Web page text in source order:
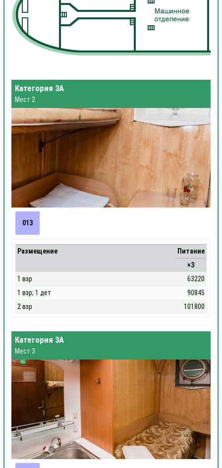
Категория 3А
Мест 2
013
Размещение
Питание
×3
1 взр
63220
1 взр; 1 дет
90845
2 взр
101800
Категория 3А
Мест 3